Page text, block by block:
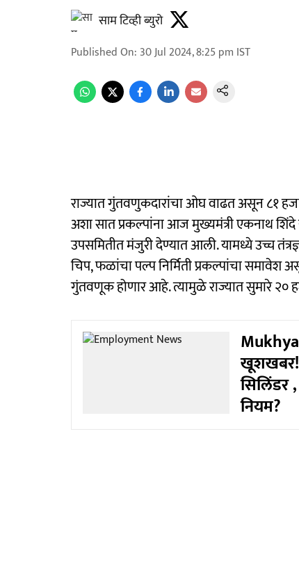
साम टिव्ही ब्युरो
Published On: 30 Jul 2024, 8:25 pm IST
राज्यात गुंतवणुकदारांचा ओघ वाढत असून ८१
अशा सात प्रकल्पांना आज मुख्यमंत्री एकनाथ शिंदे
उपसमितीत मंजुरी देण्यात आली. यामध्ये उच्च
चिप, फळांचा पल्प निर्मिती प्रकल्पांचा समावेश
गुंतवणूक होणार आहे. त्यामुळे राज्यात सुमारे २०
खूशखबर!
सिलिंडर
नियम?